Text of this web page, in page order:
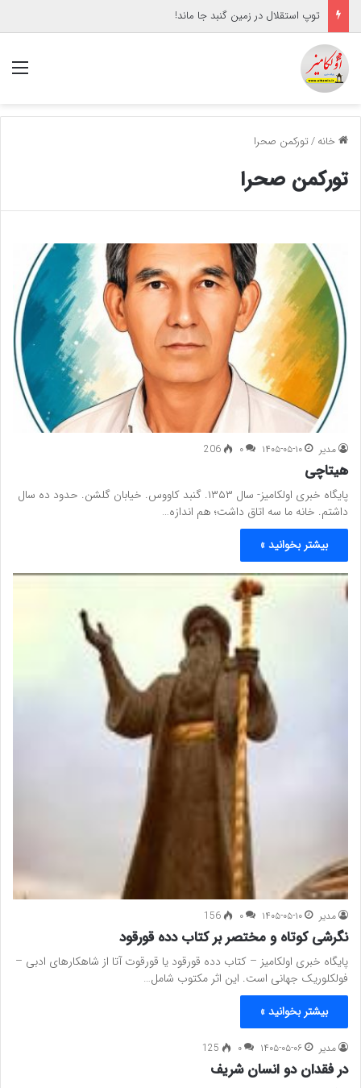
توپ استقلال در زمین گنبد جا ماند!
خانه/تورکمن صحرا
تورکمن صحرا
مدیر ۱۴۰۵-۰۵-۱۰ ۰ 206
هیتاچی
پایگاه خبری اولکامیز- سال ۱۳۵۳. گنبد کاووس. خیابان گلشن. حدود ده سال
داشتم. خانه ما سه اتاق داشت؛ هم اندازه…
بیشتر بخوانید »
مدیر ۱۴۰۵-۰۵-۱۰ ۰ 156
نگرشی کوتاه و مختصر بر کتاب دده قورقود
پایگاه خبری اولکامیز – کتاب دده قورقود یا قورقوت آتا از شاهکارهای ادبی –
فولکلوریک جهانی است. این اثر مکتوب شامل…
بیشتر بخوانید »
مدیر ۱۴۰۵-۰۵-۰۶ ۰ 125
در فقدان دو انسان شریف